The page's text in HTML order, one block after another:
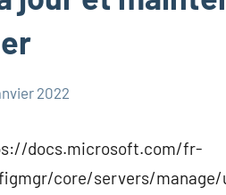
2022
docs.microsoft.com/fr-
core/servers/manage/